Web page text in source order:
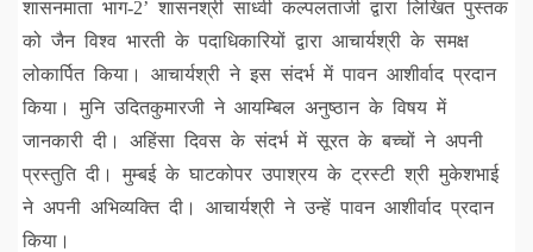
शासनमाता भाग-2’ शासनश्री साध्वी कल्पलताजी द्वारा लिखित पुस्तक
को जैन विश्व भारती के पदाधिकारियों द्वारा आचार्यश्री के समक्ष
लोकार्पित किया। आचार्यश्री ने इस संदर्भ में पावन आशीर्वाद प्रदान
किया। मुनि उदितकुमारजी ने आयम्बिल अनुष्ठान के विषय में
जानकारी दी। अहिंसा दिवस के संदर्भ में सूरत के बच्चों ने अपनी
प्रस्तुति दी। मुम्बई के घाटकोपर उपाश्रय के ट्रस्टी श्री मुकेशभाई
ने अपनी अभिव्यक्ति दी। आचार्यश्री ने उन्हें पावन आशीर्वाद प्रदान
किया।